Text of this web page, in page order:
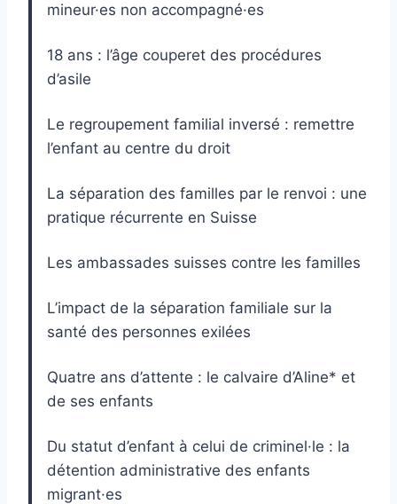
mineur·es non accompagné·es
18 ans : l’âge couperet des procédures
d’asile
Le regroupement familial inversé : remettre
l’enfant au centre du droit
La séparation des familles par le renvoi : une
pratique récurrente en Suisse
Les ambassades suisses contre les familles
L’impact de la séparation familiale sur la
santé des personnes exilées
Quatre ans d’attente : le calvaire d’Aline* et
de ses enfants
Du statut d’enfant à celui de criminel·le : la
détention administrative des enfants
migrant·es